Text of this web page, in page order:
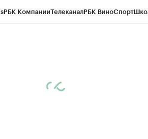
РБК КомпанииТелеканалРБК ВиноСпорт